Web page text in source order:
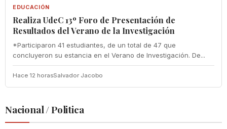
EDUCACIÓN
Realiza UdeC 13º Foro de Presentación de
Resultados del Verano de la Investigación
*Participaron 41 estudiantes, de un total de 47 que
concluyeron su estancia en el Verano de Investigación. De...
Hace 12 horasSalvador Jacobo
Nacional / Politica